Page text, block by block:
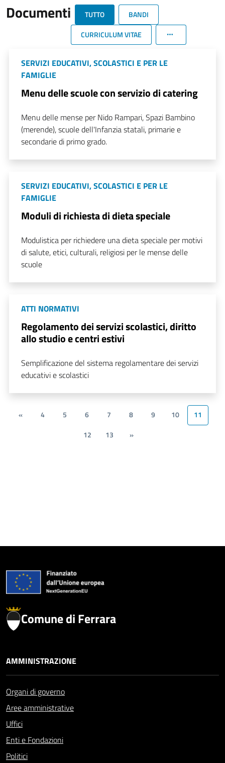
Documenti TUTTO
BANDI
CURRICULUM VITAE
SERVIZI EDUCATIVI, SCOLASTICI E PER LE
FAMIGLIE
Menu delle scuole con servizio di catering
Menu delle mense per Nido Rampari, Spazi Bambino
(merende), scuole dell'Infanzia statali, primarie e
secondarie di primo grado.
SERVIZI EDUCATIVI, SCOLASTICI E PER LE
FAMIGLIE
Moduli di richiesta di dieta speciale
Modulistica per richiedere una dieta speciale per motivi
di salute, etici, culturali, religiosi per le mense delle
scuole
ATTI NORMATIVI
Regolamento dei servizi scolastici, diritto
allo studio e centri estivi
Semplificazione del sistema regolamentare dei servizi
educativi e scolastici
« 4 5 6 7 8 9 10
11
12
13 »
Comune di Ferrara
AMMINISTRAZIONE
Organi di governo
Aree amministrative
Uffici
Enti e Fondazioni
Politici